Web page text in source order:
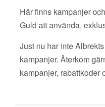
Här finns kampanjer
Guld att använda,
Just nu har inte
kampanjer. Återkom
kampanjer, rabattkoder